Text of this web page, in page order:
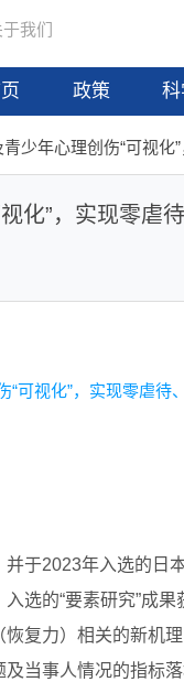
于我们
政策
少年心理创伤“可视化
化”，实现零虐
可视化”，实现零虐待
于2023年入选的日
选的“要素研究”成果
复力）相关的新机
当事人情况的指标